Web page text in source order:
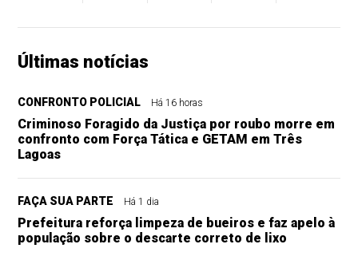
Últimas notícias
CONFRONTO POLICIAL Há 16 horas
Criminoso Foragido da Justiça por roubo morre em
confronto com Força Tática e GETAM em Três
Lagoas
FAÇA SUA PARTE Há 1 dia
Prefeitura reforça limpeza de bueiros e faz apelo à
população sobre o descarte correto de lixo